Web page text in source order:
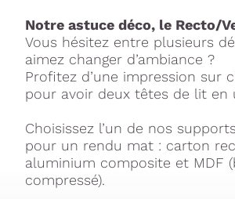
Notre astuce déco, le Recto/
Vous hésitez entre plusieurs
aimez changer d’ambiance ?
Profitez d’une impression sur
pour avoir deux têtes de lit en
Choisissez l’un de nos
pour un rendu mat : carton
aluminium composite et MDF
compressé).